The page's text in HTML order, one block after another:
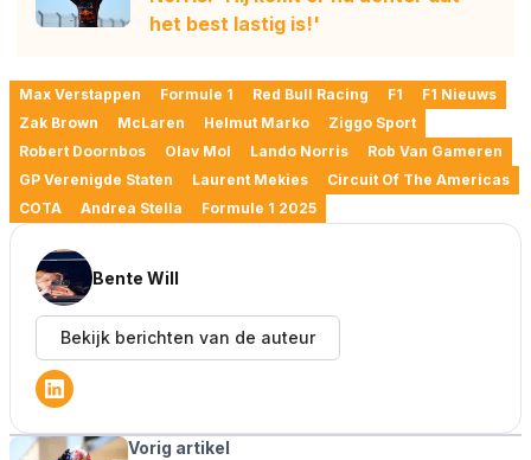
het best lastig is!'
Max Verstappen Formule 1 Red Bull Racing F1
F1 Nieuws
Zak Brown
McLaren Helmut Marko
Ziggo Sport
Robert Doornbos
Olav Mol Lando Norris
Rob Van Gameren
GP Verenigde Staten
Laurent Mekies
Circuit Of The Americas
COTA
Andrea Stella Formule 1 2025
Bente Will
Bekijk berichten van de auteur
Vorig artikel